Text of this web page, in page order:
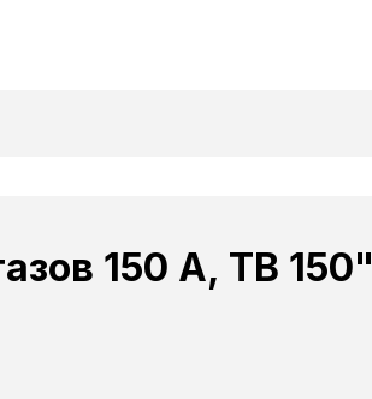
150 A, TB 150"